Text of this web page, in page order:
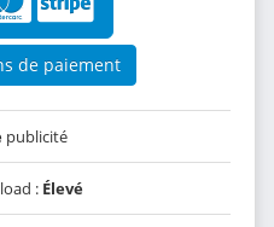
de paiement
publicité
: Élevé